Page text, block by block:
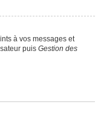
à vos messages et
puis Gestion des